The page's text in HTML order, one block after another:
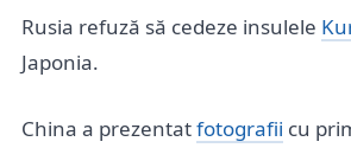
Rusia refuză să cedeze insulele
Japonia.
China a prezentatfotografii cu